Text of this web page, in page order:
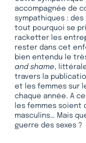
accompagnée de
sympathiques :
tout pourquoi se
racketter les
rester dans cet
bien entendu le
and shame,
travers la
et les femmes sur
chaque année. A
les femmes
masculins… Mais
guerre des sexes ?